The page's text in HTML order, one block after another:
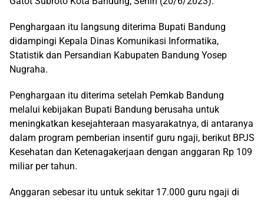
Penghargaan itu langsung diterima Bupati Bandung
didampingi Kepala Dinas Komunikasi Informatika,
Statistik dan Persandian Kabupaten Bandung Yosep
Nugraha.
Penghargaan itu diterima setelah Pemkab Bandung
melalui kebijakan Bupati Bandung berusaha untuk
meningkatkan kesejahteraan masyarakatnya, di antaranya
dalam program pemberian insentif guru ngaji, berikut BPJS
Kesehatan dan Ketenagakerjaan dengan anggaran Rp 109
miliar per tahun.
Anggaran sebesar itu untuk sekitar 17.000 guru ngaji di